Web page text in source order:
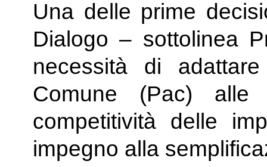
Una delle prime
Dialogo – sottolinea
necessità di
Comune (Pac)
competitività delle
impegno alla